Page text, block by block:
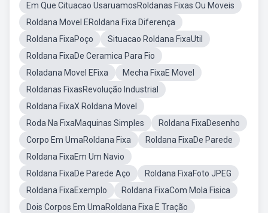
Em Que Cituacao UsaruamosRoldanas Fixas Ou Moveis
Roldana Movel ERoldana Fixa Diferença
Roldana FixaPoço
Situacao Roldana FixaUtil
Roldana FixaDe Ceramica Para Fio
Roladana Movel EFixa
Mecha FixaE Movel
Roldanas FixasRevolução Industrial
Roldana FixaX Roldana Movel
Roda Na FixaMaquinas Simples
Roldana FixaDesenho
Corpo Em UmaRoldana Fixa
Roldana FixaDe Parede
Roldana FixaEm Um Navio
Roldana FixaDe Parede Aço
Roldana FixaFoto JPEG
Roldana FixaExemplo
Roldana FixaCom Mola Fisica
Dois Corpos Em UmaRoldana Fixa E Tração